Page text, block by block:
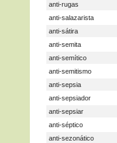
anti-rugas
anti-salazarista
anti-sátira
anti-semita
anti-semítico
anti-semitismo
anti-sepsia
anti-sepsiador
anti-sepsiar
anti-séptico
anti-sezonático